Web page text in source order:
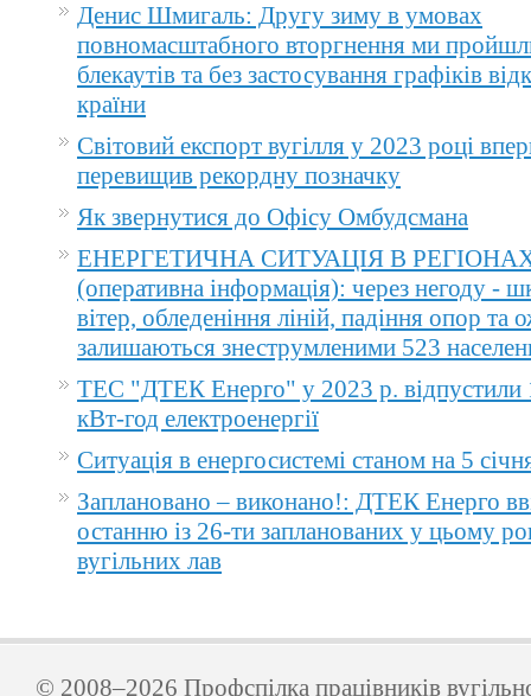
Денис Шмигаль: Другу зиму в умовах
повномасштабного вторгнення ми
блекаутів та без застосування графіків
країни
Світовий експорт вугілля у 2023 році
перевищив рекордну позначку
Як звернутися до Офісу Омбудсмана
ЕНЕРГЕТИЧНА СИТУАЦІЯ В
(оперативна інформація): через негоду -
вітер, обледеніння ліній, падіння опор та
залишаються знеструмленими 523
ТЕС "ДТЕК Енерго" у 2023 р. відпустили
кВт-год електроенергії
Ситуація в енергосистемі станом на 5
Заплановано – виконано!: ДТЕК Енерго
останню із 26-ти запланованих у цьому
вугільних лав
© 2008–2026 Профспілка працівників